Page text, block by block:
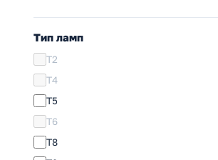
Тип ламп
T2
T4
T5
T6
T8